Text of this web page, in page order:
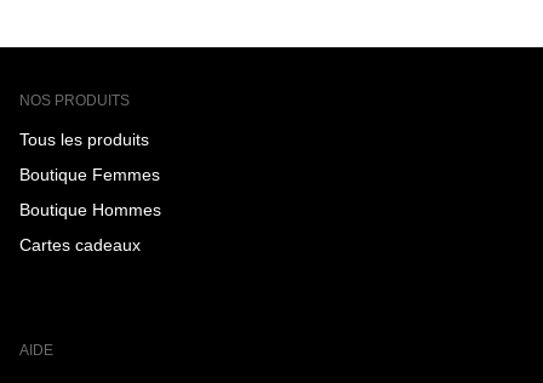
NOS PRODUITS
Tous les produits
Boutique Femmes
Boutique Hommes
Cartes cadeaux
AIDE